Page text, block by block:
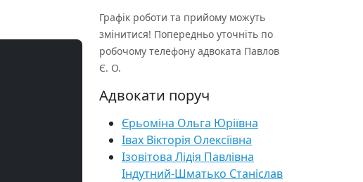
Графік роботи та прийому можуть
змінитися! Попередньо уточніть по
робочому телефону адвоката Павлов
Є. О.
Адвокати поруч
Єрьоміна Ольга Юріївна
Івах Вікторія Олексіївна
Ізовітова Лідія Павлівна
Індутний-Шматько Станіслав